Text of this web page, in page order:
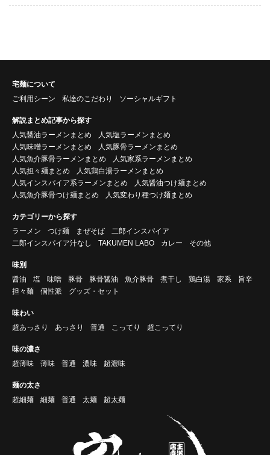
宅麺について
ご利用シーン
私達のこだわり ソーシャルギフト
解説まとめ記事から探す
人気醤油ラーメンまとめ
人気塩ラーメンまとめ
人気味噌ラーメンまとめ
人気豚骨ラーメンまとめ
人気魚介豚骨ラーメンまとめ
人気家系ラーメンまとめ
人気担々麺まとめ
人気鶏白湯ラーメンまとめ
人気インスパイア系ラーメンまとめ
人気醤油つけ麺まとめ
人気魚介豚骨つけ麺まとめ
人気変わり種つけ麺まとめ
カテゴリーから探す
ラーメン
つけ麺 まぜそば
二郎インスパイア
二郎インスパイア汁なし
TAKUMEN LABO カレー その他
味別
醤油
塩 味噌 豚骨 豚骨醤油 魚介豚骨 煮干し 鶏白湯 家系
旨辛
担々麺
個性派 グッズ・セット
味わい
超あっさり
あっさり 普通 こってり 超こってり
味の濃さ
超薄味
薄味 普通 濃味 超濃味
麺の太さ
超細麺
細麺 普通 太麺 超太麺